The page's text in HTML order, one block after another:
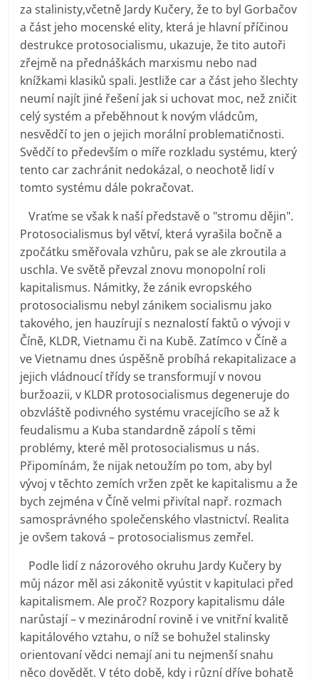
za stalinisty,včetně Jardy Kučery, že to byl Gorbačov
a část jeho mocenské elity, která je hlavní příčinou
destrukce protosocialismu, ukazuje, že tito autoři
zřejmě na přednáškách marxismu nebo nad
knížkami klasiků spali. Jestliže car a část jeho šlechty
neumí najít jiné řešení jak si uchovat moc, než zničit
celý systém a přeběhnout k novým vládcům,
nesvědčí to jen o jejich morální problematičnosti.
Svědčí to především o míře rozkladu systému, který
tento car zachránit nedokázal, o neochotě lidí v
tomto systému dále pokračovat.
Vraťme se však k naší představě o "stromu dějin".
Protosocialismus byl větví, která vyrašila bočně a
zpočátku směřovala vzhůru, pak se ale zkroutila a
uschla. Ve světě převzal znovu monopolní roli
kapitalismus. Námitky, že zánik evropského
protosocialismu nebyl zánikem socialismu jako
takového, jen hauzírují s neznalostí faktů o vývoji v
Číně, KLDR, Vietnamu či na Kubě. Zatímco v Číně a
ve Vietnamu dnes úspěšně probíhá rekapitalizace a
jejich vládnoucí třídy se transformují v novou
buržoazii, v KLDR protosocialismus degeneruje do
obzvláště podivného systému vracejícího se až k
feudalismu a Kuba standardně zápolí s těmi
problémy, které měl protosocialismus u nás.
Připomínám, že nijak netoužím po tom, aby byl
vývoj v těchto zemích vržen zpět ke kapitalismu a že
bych zejména v Číně velmi přivítal např. rozmach
samosprávného společenského vlastnictví. Realita
je ovšem taková – protosocialismus zemřel.
Podle lidí z názorového okruhu Jardy Kučery by
můj názor měl asi zákonitě vyústit v kapitulaci před
kapitalismem. Ale proč? Rozpory kapitalismu dále
narůstají – v mezinárodní rovině i ve vnitřní kvalitě
kapitálového vztahu, o níž se bohužel stalinsky
orientovaní vědci nemají ani tu nejmenší snahu
něco dovědět. V této době, kdy i různí dříve bohatě